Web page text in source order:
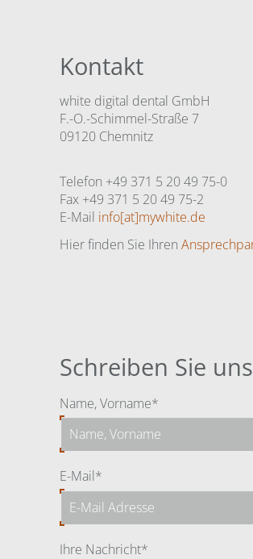
Kontakt
white digital dental GmbH
F.-O.-Schimmel-Straße 7
09120 Chemnitz
Telefon +49 371 5 20 49 75-0
Fax +49 371 5 20 49 75-2
E-Mail info[at]mywhite.de
Hier finden Sie Ihren
Schreiben Sie uns
Pflichtfeld
Name, Vorname*
Pflichtfeld
E-Mail*
Pflichtfeld
Ihre Nachricht*